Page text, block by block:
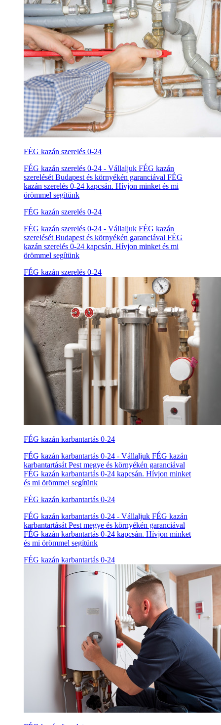
FÉG kazán szerelés 0-24
FÉG kazán szerelés 0-24 - Vállaljuk FÉG kazán
szerelését Budapest és környékén garanciával FÉG
kazán szerelés 0-24 kapcsán. Hívjon minket és mi
örömmel segítünk
FÉG kazán szerelés 0-24
FÉG kazán szerelés 0-24 - Vállaljuk FÉG kazán
szerelését Budapest és környékén garanciával FÉG
kazán szerelés 0-24 kapcsán. Hívjon minket és mi
örömmel segítünk
FÉG kazán szerelés 0-24
FÉG kazán karbantartás 0-24
FÉG kazán karbantartás 0-24 - Vállaljuk FÉG kazán
karbantartását Pest megye és környékén garanciával
FÉG kazán karbantartás 0-24 kapcsán. Hívjon minket
és mi örömmel segítünk
FÉG kazán karbantartás 0-24
FÉG kazán karbantartás 0-24 - Vállaljuk FÉG kazán
karbantartását Pest megye és környékén garanciával
FÉG kazán karbantartás 0-24 kapcsán. Hívjon minket
és mi örömmel segítünk
FÉG kazán karbantartás 0-24